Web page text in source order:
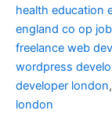
health education
england co op
freelance web
wordpress
developer london,
london